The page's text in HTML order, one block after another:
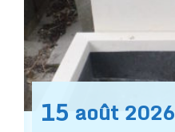
15 août 2026